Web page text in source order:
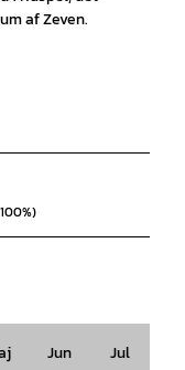
af Zeven.
Jun Jul